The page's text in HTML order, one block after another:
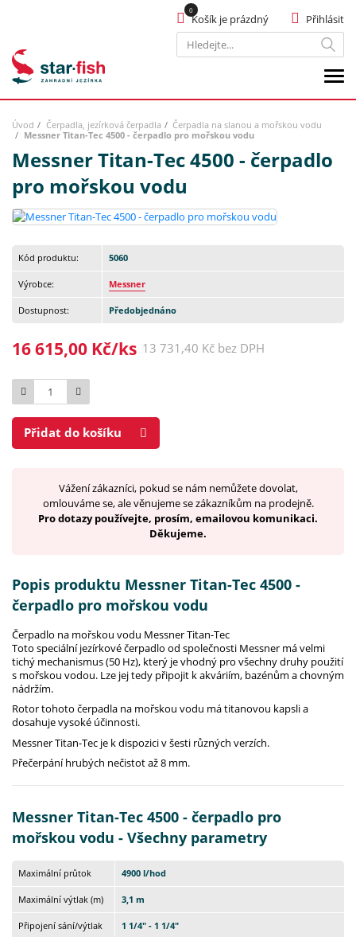
Hledat
Přihlásit
Košík je prázdný
Úvod Čerpadla, jezírková čerpadla
Čerpadla na slanou a mořskou vodu
Messner Titan-Tec 4500 - čerpadlo pro mořskou vodu
Messner Titan-Tec 4500 - čerpadlo
pro mořskou vodu
Kód produktu: 5060
Výrobce: Messner
Dostupnost: Předobjednáno
16 615,00 Kč/ks 13 731,40 Kč bez DPH
Počet
Přidat do košíku
Vážení zákazníci, pokud se nám nemůžete dovolat,
omlouváme se, ale věnujeme se zákazníkům na prodejně.
Pro dotazy používejte, prosím, emailovou komunikaci.
Děkujeme.
Popis produktu Messner Titan-Tec 4500 -
čerpadlo pro mořskou vodu
Čerpadlo na mořskou vodu Messner Titan-Tec
Toto speciální jezírkové čerpadlo od společnosti Messner má velmi
tichý mechanismus (50 Hz), který je vhodný pro všechny druhy použití
s mořskou vodou. Lze jej tedy připojit k akváriím, bazénům a chovným
nádržím.
Rotor tohoto čerpadla na mořskou vodu má titanovou kapsli a
dosahuje vysoké účinnosti.
Messner Titan-Tec je k dispozici v šesti různých verzích.
Přečerpání hrubých nečistot až 8 mm.
Messner Titan-Tec 4500 - čerpadlo pro
mořskou vodu - Všechny parametry
Maximální průtok 4900 l/hod
Maximální výtlak (m) 3,1 m
Připojení sání/výtlak 1 1/4" - 1 1/4"